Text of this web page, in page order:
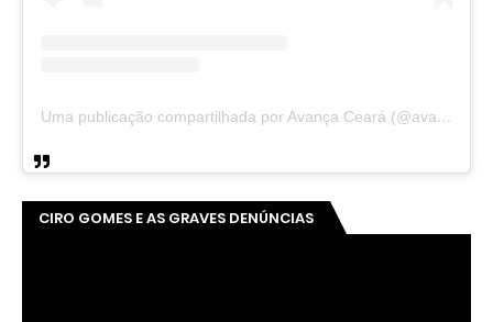
Uma publicação compartilhada por Avança Ceará (@avancaceara)
CIRO GOMES E AS GRAVES DENÚNCIAS